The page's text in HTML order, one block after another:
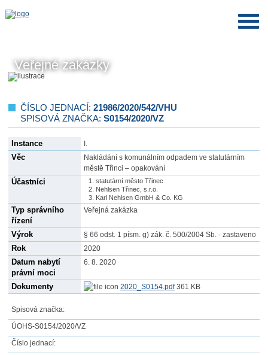
Veřejné zakázky
ČÍSLO JEDNACÍ: 21986/2020/542/VHU
SPISOVÁ ZNAČKA: S0154/2020/VZ
Instance I.
Věc
Nakládání s komunálním odpadem ve statutárním
městě Třinci – opakování
Účastníci
statutární město Třinec
Nehlsen Třinec, s.r.o.
Karl Nehlsen GmbH & Co. KG
Typ správního
řízení
Veřejná zakázka
Výrok § 66 odst. 1 písm. g) zák. č. 500/2004 Sb. - zastaveno
Rok 2020
Datum nabytí
právní moci
6. 8. 2020
Dokumenty 2020_S0154.pdf361 KB
Spisová značka:
ÚOHS-S0154/2020/VZ
Číslo jednací: